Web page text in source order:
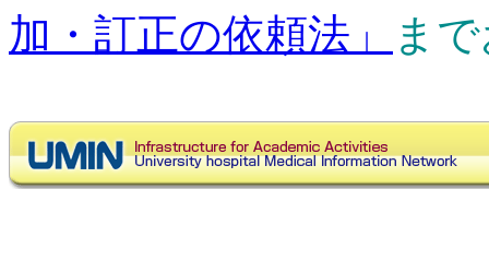
加・訂正の依頼法」
ま